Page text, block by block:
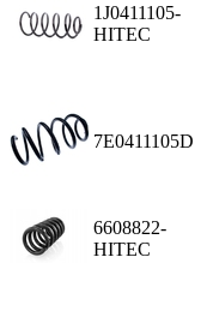
1J0411105-
HITEC
7E0411105D
6608822-
HITEC